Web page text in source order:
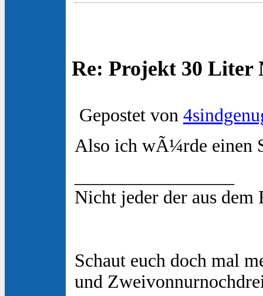
Re: Projekt 30 Liter
Gepostet von
Also ich wÃ¼rde einen
Nicht jeder der aus
Schaut euch doch mal
und